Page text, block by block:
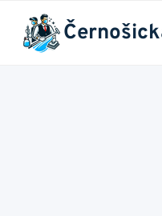
Přeskočit
obsah